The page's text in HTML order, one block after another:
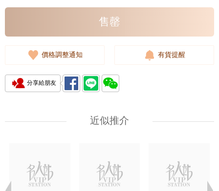
售罄
價格調整通知 有貨提醒
分享給朋友
近似推介